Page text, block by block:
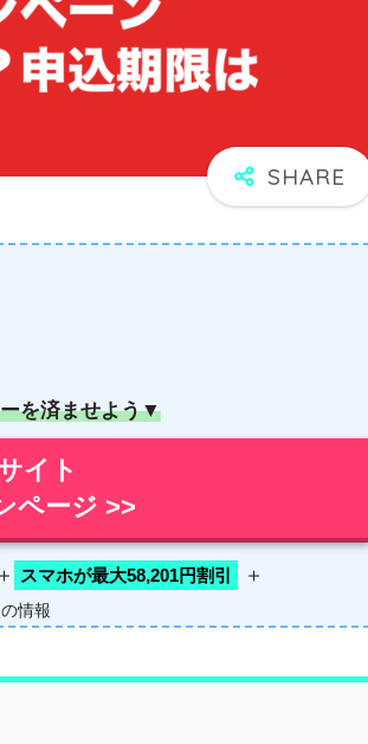
を済ませよう▼
イト
ページ >>
＋ スマホが最大58,201円割引 ＋
情報